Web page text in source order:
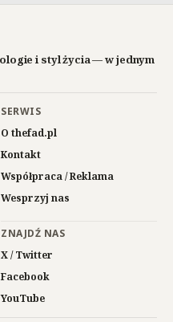
i styl życia — w jednym
SERWIS
O thefad.pl
Kontakt
Współpraca / Reklama
Wesprzyj nas
ZNAJDŹ NAS
X / Twitter
Facebook
YouTube